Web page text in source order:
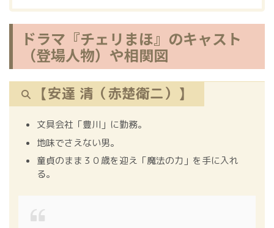
ドラマ『チェリまほ』のキャスト
（登場人物）や相関図
【安達 清（赤楚衛二）】
文具会社「豊川」に勤務。
地味でさえない男。
童貞のまま３０歳を迎え「魔法の力」を手に入れ
る。